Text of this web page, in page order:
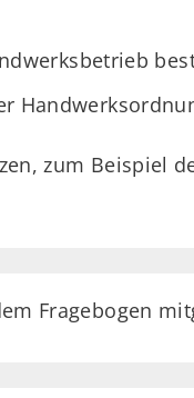
zum Beispiel
Fragebogen